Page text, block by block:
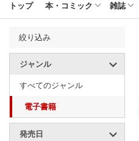
トップ 本・コミック 雑誌
絞り込み
ジャンル
すべてのジャンル
電子書籍
発売日